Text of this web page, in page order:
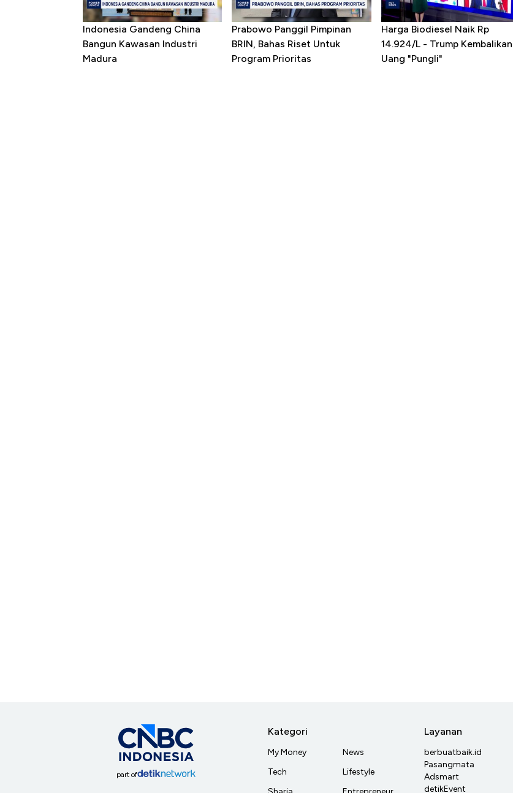
Indonesia Gandeng China
Bangun Kawasan Industri
Madura
Prabowo Panggil Pimpinan
BRIN, Bahas Riset Untuk
Program Prioritas
Harga Biodiesel Naik Rp
14.924/L - Trump Kembalikan
Uang "Pungli"
part of
Kategori
My Money
Tech
News
Lifestyle
Layanan
berbuatbaik.id
Pasangmata
Adsmart
detikEvent